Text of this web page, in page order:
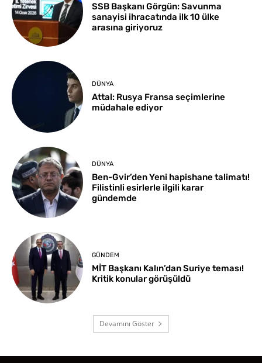
SSB Başkanı Görgün: Savunma
sanayisi ihracatında ilk 10 ülke
arasına giriyoruz
DÜNYA
Attal: Rusya Fransa seçimlerine
müdahale ediyor
DÜNYA
Ben-Gvir’den Yeni hapishane talimatı!
Filistinli esirlerle ilgili karar
gündemde
GÜNDEM
MİT Başkanı Kalın’dan Suriye teması!
Kritik konular görüşüldü
Devamını Göster